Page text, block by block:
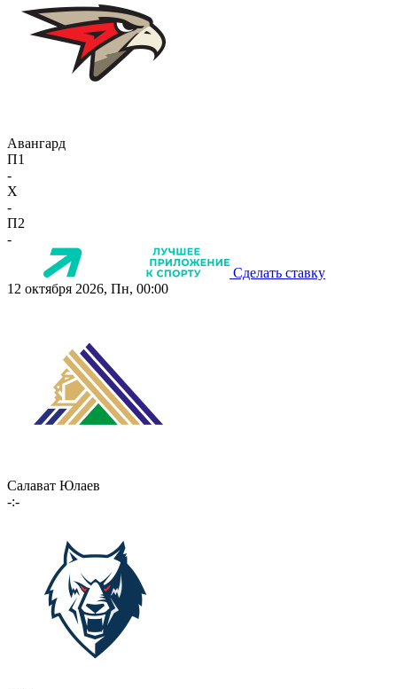
Авангард
П1
-
X
-
П2
-
Сделать ставку
12 октября 2026, Пн, 00:00
Салават Юлаев
-:-